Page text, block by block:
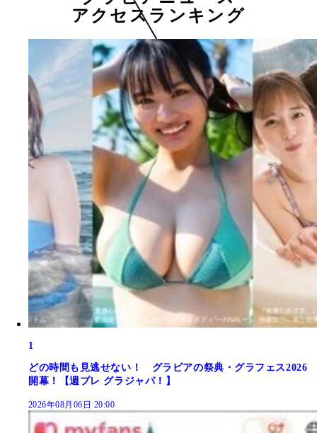
アクセスランキング
1
どの時間も見逃せない！ グラビアの祭典・グラフェス2026
開幕！【週プレ グラジャパ！】
2026年08月06日 20:00